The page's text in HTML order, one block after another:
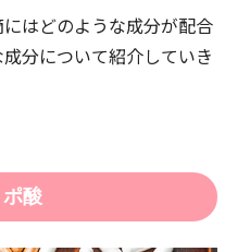
はどのような成分が配合
分について紹介していき
酸